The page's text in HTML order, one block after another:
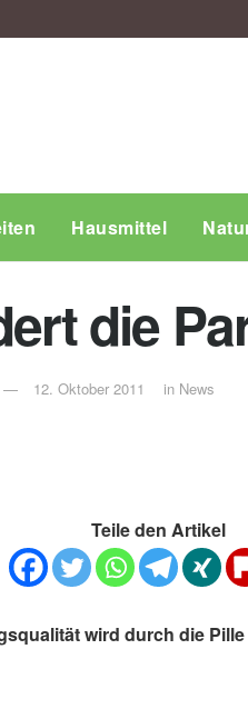
Hausmittel
die
12. Oktober 2011 in News
Teile den Artikel
wird durch die